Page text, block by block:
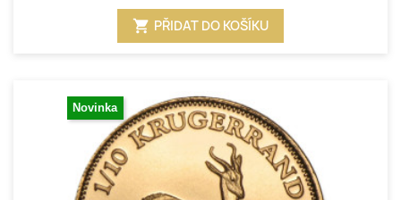
shopping_cart PŘIDAT DO KOŠÍKU
Novinka